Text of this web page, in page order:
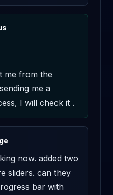
me from the
me a
I will check it .
now. added two
sliders. can they
bar with